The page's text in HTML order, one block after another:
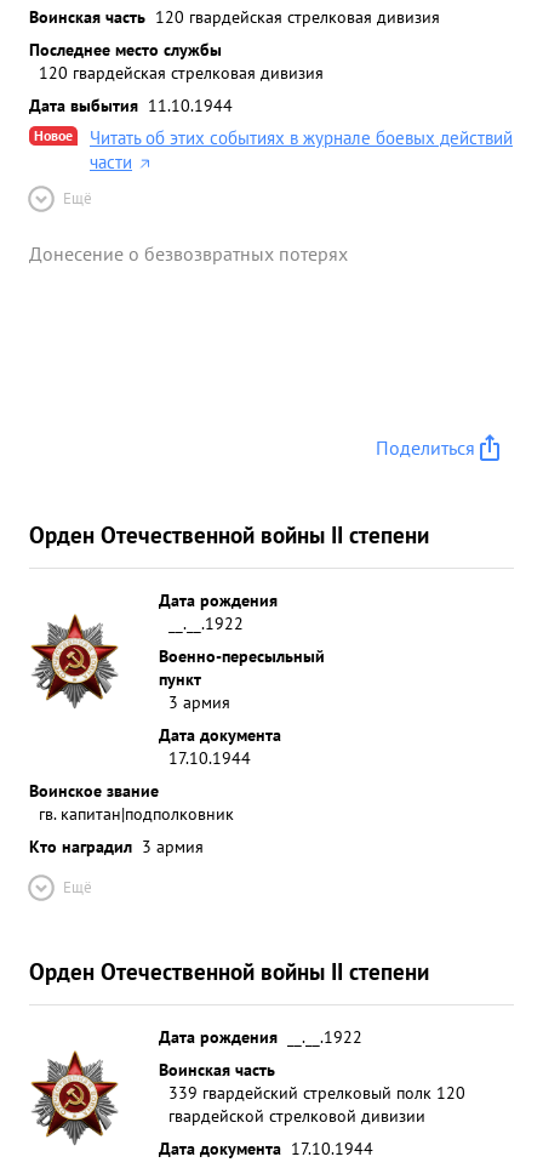
Воинская часть 120 гвардейская стрелковая дивизия
Последнее место службы
120 гвардейская стрелковая дивизия
Дата выбытия 11.10.1944
Новое
Читать об этих событиях в журнале боевых действий
части
Ещё
Донесение о безвозвратных потерях
Поделиться
Орден Отечественной войны II степени
Дата рождения
__.__.1922
Военно-пересыльный
пункт
3 армия
Дата документа
17.10.1944
Воинское звание
гв. капитан|подполковник
Кто наградил 3 армия
Ещё
Орден Отечественной войны II степени
Дата рождения
__.__.1922
Воинская часть
339 гвардейский стрелковый полк 120
гвардейской стрелковой дивизии
Дата документа 17.10.1944